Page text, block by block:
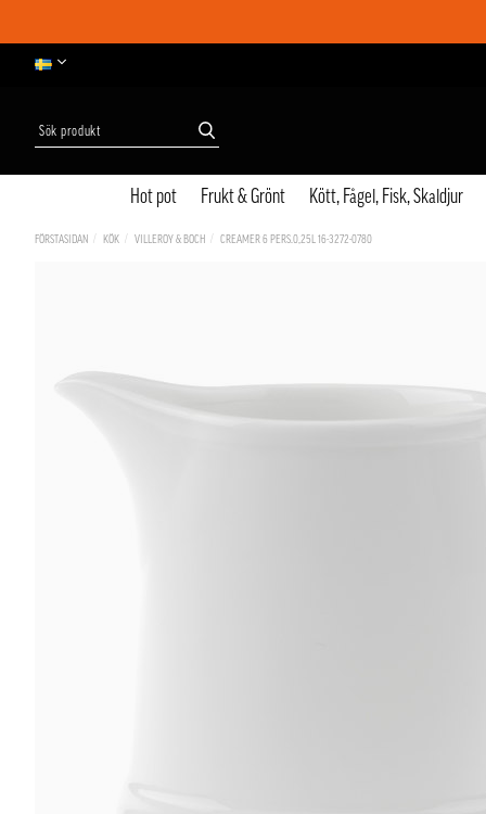
Hot pot Frukt & Grönt Kött, Fågel, Fisk, Skaldjur
FÖRSTASIDAN KÖK VILLEROY & BOCH CREAMER 6 PERS.0,25L 16-3272-0780